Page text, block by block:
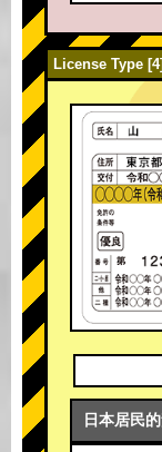
License Type
日本居民